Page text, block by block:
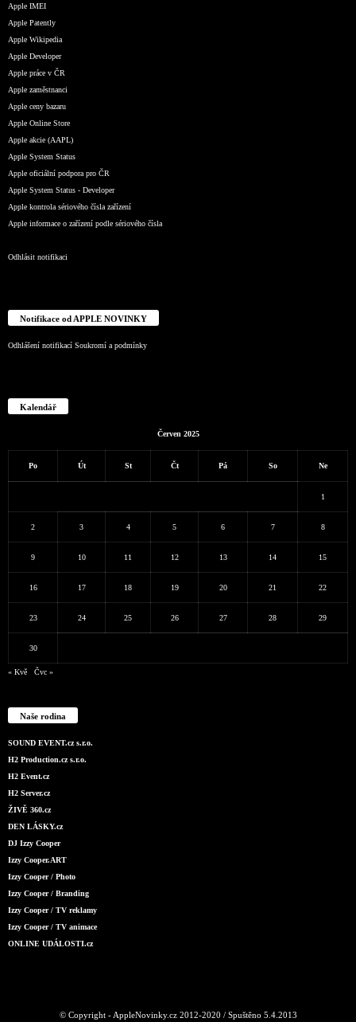
Apple IMEI
Apple Patently
Apple Wikipedia
Apple Developer
Apple práce v ČR
Apple zaměstnanci
Apple ceny bazaru
Apple Online Store
Apple akcie (AAPL)
Apple System Status
Apple oficiální podpora pro ČR
Apple System Status - Developer
Apple kontrola sériového čísla zařízení
Apple informace o zařízení podle sériového čísla
Odhlásit notifikaci
Notifikace od APPLE NOVINKY
Odhlášení notifikací Soukromí a podmínky
Kalendář
Červen 2025
Po Út St Čt Pá So Ne
1
2 3 4 5 6 7 8
9 10 11 12 13 14 15
16 17 18 19 20 21 22
23 24 25 26 27 28 29
30
« Kvě Čvc »
Naše rodina
SOUND EVENT.cz s.r.o.
H2 Production.cz s.r.o.
H2 Event.cz
H2 Server.cz
ŽIVĚ 360.cz
DEN LÁSKY.cz
DJ Izzy Cooper
Izzy Cooper.ART
Izzy Cooper / Photo
Izzy Cooper / Branding
Izzy Cooper / TV reklamy
Izzy Cooper / TV animace
ONLINE UDÁLOSTI.cz
© Copyright - AppleNovinky.cz 2012-2020 / Spuštěno 5.4.2013